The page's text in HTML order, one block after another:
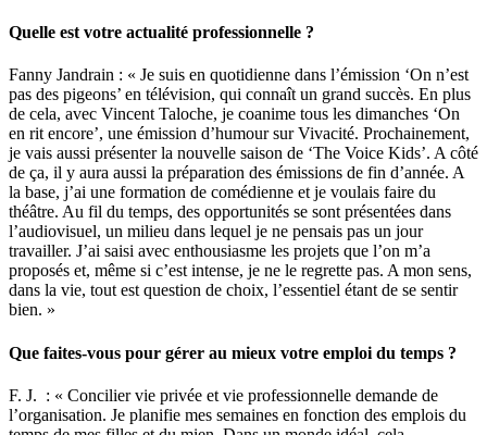
Quelle est votre actualité professionnelle ?
Fanny Jandrain : « Je suis en quotidienne dans l’émission ‘On n’est
pas des pigeons’ en télévision, qui connaît un grand succès. En plus
de cela, avec Vincent Taloche, je coanime tous les dimanches ‘On
en rit encore’, une émission d’humour sur Vivacité. Prochainement,
je vais aussi présenter la nouvelle saison de ‘The Voice Kids’. A côté
de ça, il y aura aussi la préparation des émissions de fin d’année. A
la base, j’ai une formation de comédienne et je voulais faire du
théâtre. Au fil du temps, des opportunités se sont présentées dans
l’audiovisuel, un milieu dans lequel je ne pensais pas un jour
travailler. J’ai saisi avec enthousiasme les projets que l’on m’a
proposés et, même si c’est intense, je ne le regrette pas. A mon sens,
dans la vie, tout est question de choix, l’essentiel étant de se sentir
bien. »
Que faites-vous pour gérer au mieux votre emploi du temps ?
F. J. : « Concilier vie privée et vie professionnelle demande de
l’organisation. Je planifie mes semaines en fonction des emplois du